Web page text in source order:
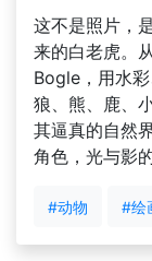
这不是照片，
来的白老虎。
Bogle，用水彩
狼、熊、鹿、
其逼真的自然
角色，光与影
#动物 #绘